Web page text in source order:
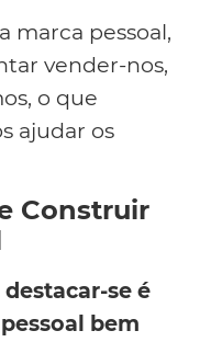
marca pessoal,
vender-nos,
o que
ajudar os
Construir
se é
bem